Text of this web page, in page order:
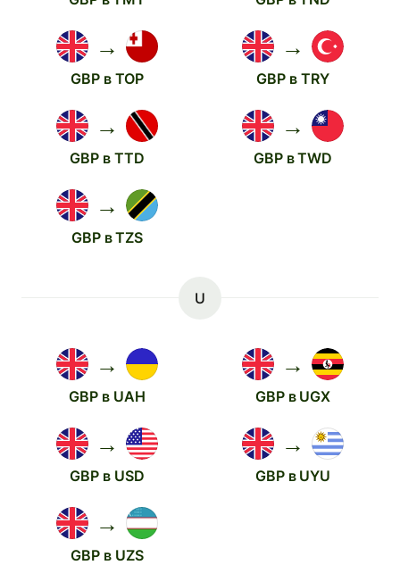
→
GBP в TOP
→
GBP в TRY
→
GBP в TTD
→
GBP в TWD
→
GBP в TZS
U
→
GBP в UAH
→
GBP в UGX
→
GBP в USD
→
GBP в UYU
→
GBP в UZS